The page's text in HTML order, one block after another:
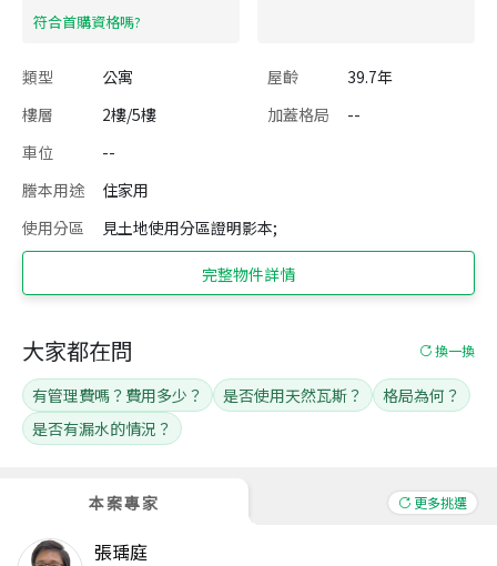
​符合首購資格嗎?
類型 公寓 屋齡
39.7年
樓層
2樓/5樓 加蓋格局
--
車位
--
謄本用途
住家用
使用分區
見土地使用分區證明影本;
完整物件詳情
本案專家 更多挑選
張瑀庭
大家都在問 換一換
有管理費嗎？費用多少？ 是否使用天然瓦斯？
格局為何？
是否有漏水的情況？